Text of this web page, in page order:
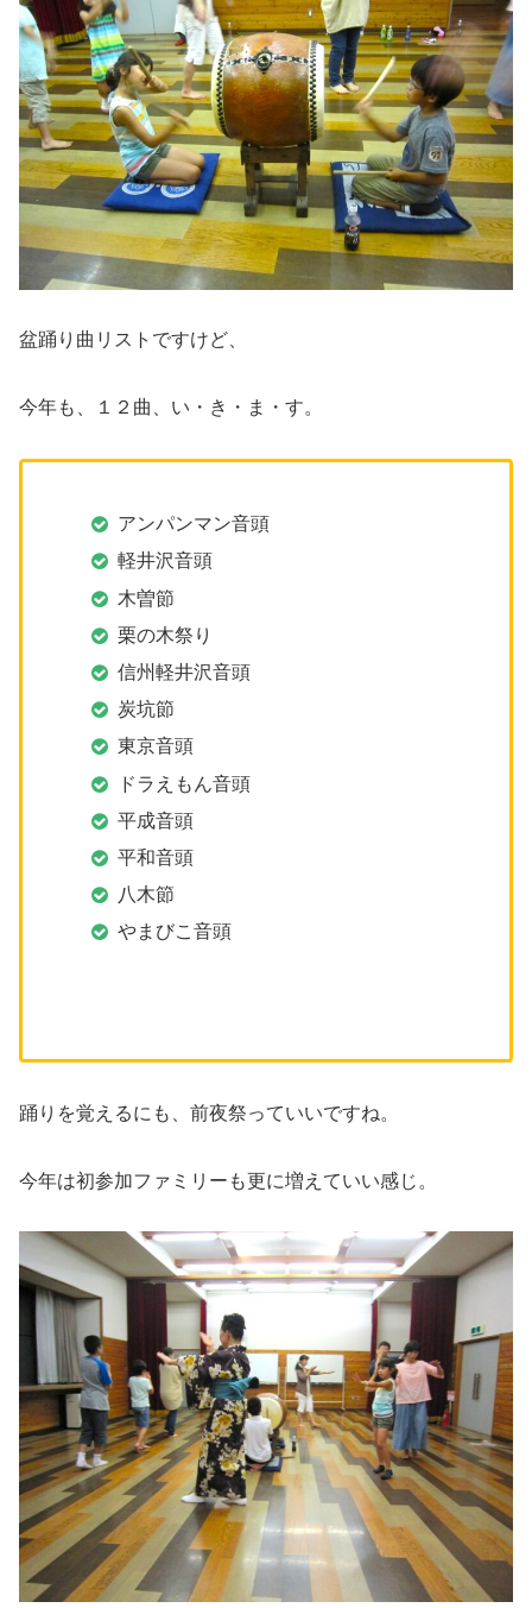
盆踊り曲リストですけど、
今年も、１２曲、い・き・ま・す。
アンパンマン音頭
軽井沢音頭
木曽節
栗の木祭り
信州軽井沢音頭
炭坑節
東京音頭
ドラえもん音頭
平成音頭
平和音頭
八木節
やまびこ音頭
踊りを覚えるにも、前夜祭っていいですね。
今年は初参加ファミリーも更に増えていい感じ。